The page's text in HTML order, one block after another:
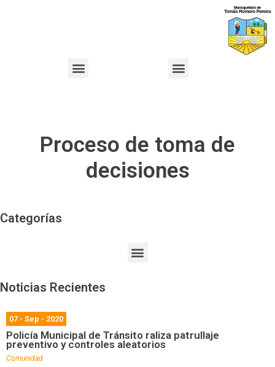
Proceso de toma de
decisiones
Categorías
Noticias Recientes
07 - Sep - 2020
Policía Municipal de Tránsito raliza patrullaje
preventivo y controles aleatorios
Comunidad